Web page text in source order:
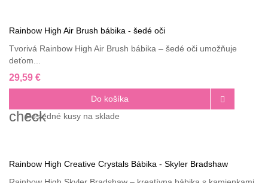
Rainbow High Air Brush bábika - šedé oči
Tvorivá Rainbow High Air Brush bábika – šedé oči umožňuje
deťom...
29,59 €
Do košíka 
check
Posledné kusy na sklade
Rainbow High Creative Crystals Bábika - Skyler Bradshaw